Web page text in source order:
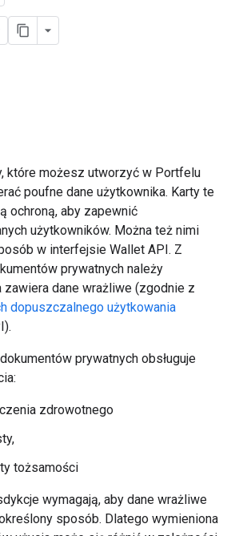
które możesz utworzyć w Portfelu
poufne dane użytkownika. Karty te
ochroną, aby zapewnić
użytkowników. Można też nimi
w interfejsie Wallet API. Z
prywatnych należy
zawiera dane wrażliwe (zgodnie z
dopuszczalnego użytkowania
prywatnych obsługuje
zdrowotnego
tożsamości
wymagają, aby dane wrażliwe
sposób. Dlatego wymieniona